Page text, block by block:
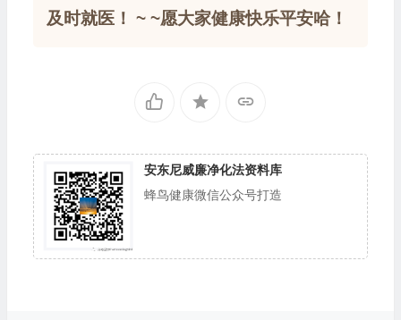
及时就医！ ~ ~愿大家健康快乐平安哈！
安东尼威廉净化法资料库
蜂鸟健康微信公众号打造